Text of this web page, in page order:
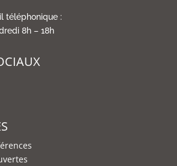
téléphonique :
8h – 18h